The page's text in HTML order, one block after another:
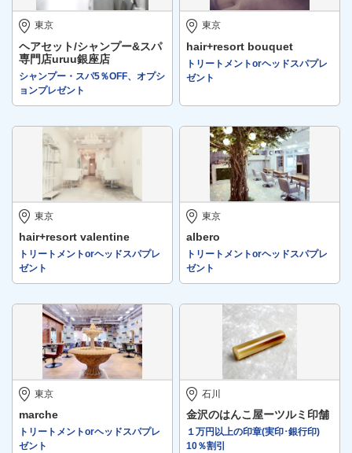
東京
ヘアセット/シャンプー&スパ
専門店uruu銀座店
シャンプー・スパ5％OFF、オプシ
ョンプレゼント
東京
hair+resort bouquet
トリートメントorヘッドスパプレ
ゼント
東京
hair+resort valentine
トリートメントorヘッドスパプレ
ゼント
東京
albero
トリートメントorヘッドスパプレ
ゼント
東京
marche
トリートメントorヘッドスパプレ
ゼント
石川
金沢のはんこ屋ーツルミ印舗
１万円以上の印章(実印･銀行印)
10％割引